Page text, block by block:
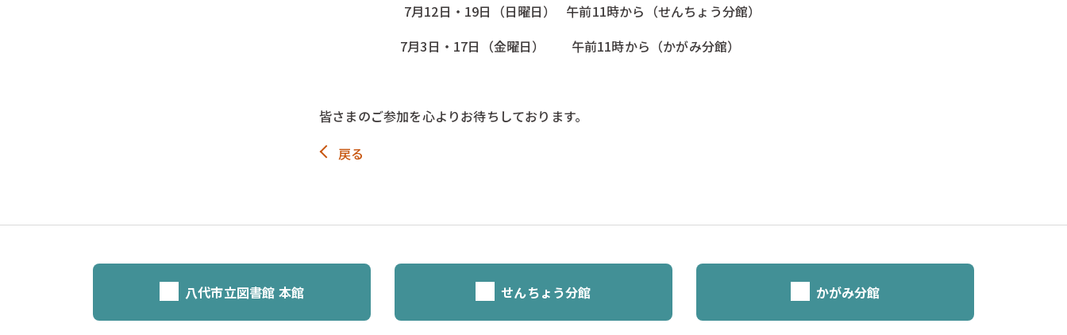
7月12日・19日（日曜日） 午前11時から（せんちょう分館）
7月3日・17日（金曜日） 午前11時から（かがみ分館）
皆さまのご参加を心よりお待ちしております。
戻る
八代市立図書館 本館 せんちょう分館 かがみ分館